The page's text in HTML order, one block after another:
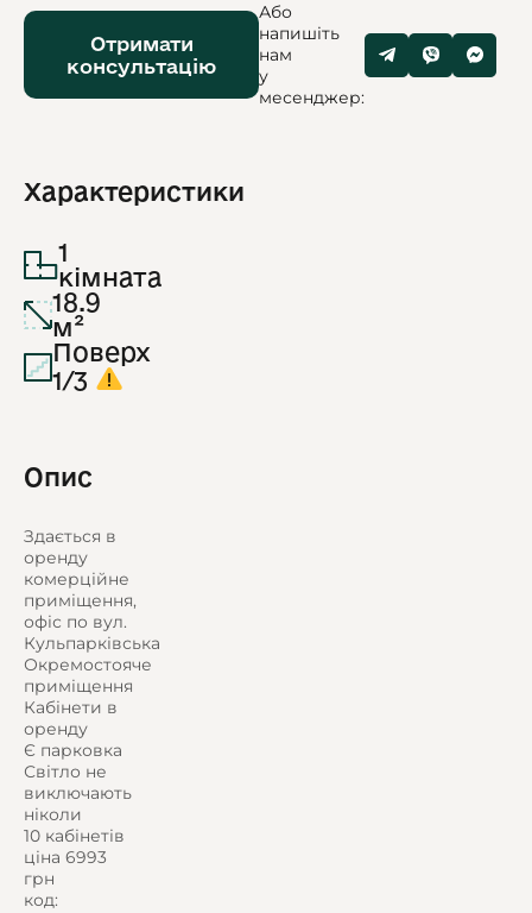
Отримати
консультацію
Або
напишіть
нам
у
месенджер:
Характеристики
1
кімната
18.9
м²
Поверх
1/3
Опис
Здається в
оренду
комерційне
приміщення,
офіс по вул.
Кульпарківська
Окремостояче
приміщення
Кабінети в
оренду
Є парковка
Світло не
виключають
ніколи
10 кабінетів
ціна 6993
грн
код: